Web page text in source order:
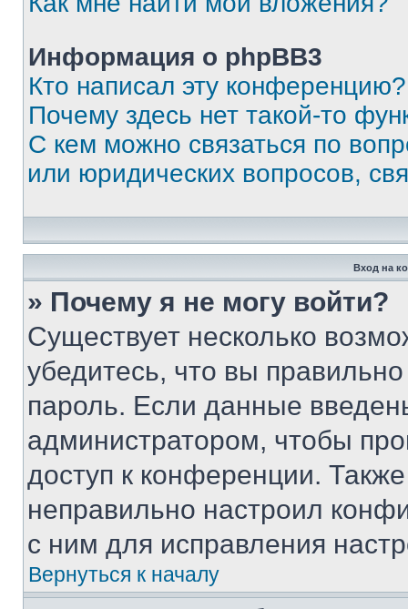
Информация о phpBB3
Кто написал эту конференцию?
Почему здесь нет такой-то
С кем можно связаться по
или юридических вопросов,
Вход на
» Почему я не могу войти?
Существует несколько
убедитесь, что вы
пароль. Если данные
администратором, чтобы
доступ к конференции.
неправильно настроил
с ним для исправления
Вернуться к началу